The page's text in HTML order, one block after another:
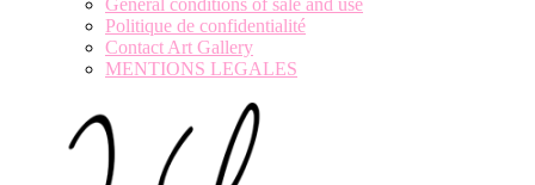
General conditions of sale and use
Politique de confidentialité
Contact Art Gallery
MENTIONS LEGALES